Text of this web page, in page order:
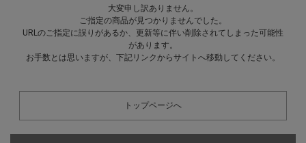
大変申し訳ありません。
ご指定の商品が見つかりませんでした。
URLのご指定に誤りがあるか、更新等に伴い削除されてしまった可能性
があります。
お手数とは思いますが、下記リンクからサイトへ移動してください。
トップページへ